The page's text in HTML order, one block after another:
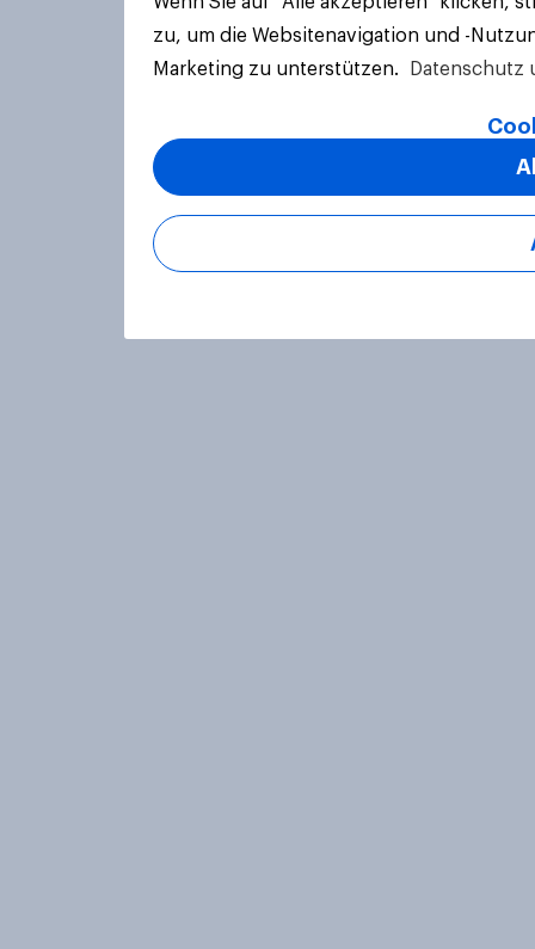
zu, um die Websitenavigation und -
Marketing zu unterstützen.
Datenschutz